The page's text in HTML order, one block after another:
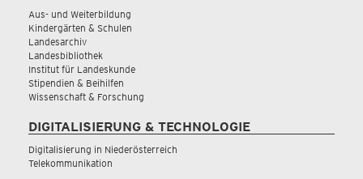
Aus- und Weiterbildung
Kindergärten & Schulen
Landesarchiv
Landesbibliothek
Institut für Landeskunde
Stipendien & Beihilfen
Wissenschaft & Forschung
DIGITALISIERUNG & TECHNOLOGIE
Digitalisierung in Niederösterreich
Telekommunikation